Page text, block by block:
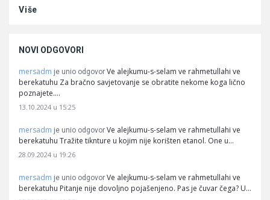
Više
NOVI ODGOVORI
mersadm je unio odgovor Ve alejkumu-s-selam ve rahmetullahi ve
berekatuhu Za bračno savjetovanje se obratite nekome koga lično
poznajete.…
13.10.2024 u 15:25
mersadm je unio odgovor Ve alejkumu-s-selam ve rahmetullahi ve
berekatuhu Tražite tiknture u kojim nije korišten etanol. One u…
28.09.2024 u 19:26
mersadm je unio odgovor Ve alejkumu-s-selam ve rahmetullahi ve
berekatuhu Pitanje nije dovoljno pojašenjeno. Pas je čuvar čega? U…